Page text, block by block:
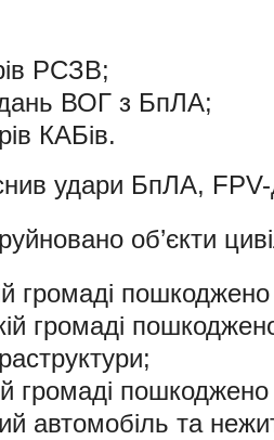
РСЗВ;
ВОГ з БпЛА;
КАБів.
удари БпЛА,
об’єкти
громаді
громаді
громаді
автомобіль та